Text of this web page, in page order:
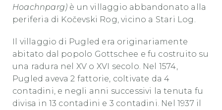
Hoachnparg) è un villaggio abbandonato alla
periferia di Kočevski Rog, vicino a Stari Log.
Il villaggio di Pugled era originariamente
abitato dal popolo Gottschee e fu costruito su
una radura nel XV o XVI secolo. Nel 1574,
Pugled aveva 2 fattorie, coltivate da 4
contadini, e negli anni successivi la tenuta fu
divisa in 13 contadini e 3 contadini. Nel 1937 il